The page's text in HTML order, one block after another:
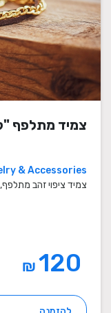
צמיד מתלפף
& Accessories
צמיד ציפוי זהב מתלפף,
₪